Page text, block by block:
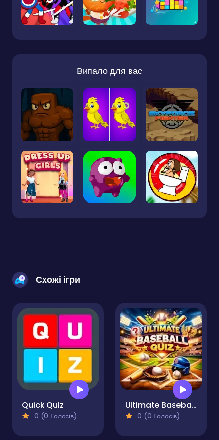
Випало для вас
Схожі ігри
Quick Quiz
0 (0 Голосів)
Ultimate Baseball Quiz
0 (0 Голосів)